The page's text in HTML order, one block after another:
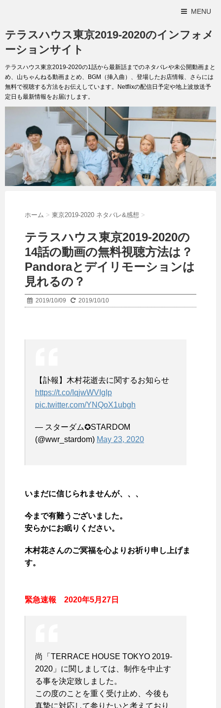
MENU
テラスハウス東京2019-2020のインフォメ
ーションサイト
テラスハウス東京2019-2020の1話から最新話までのネタバレや未公開動画まと
め、山ちゃんねる動画まとめ、BGM（挿入曲）、登場したお店情報、さらには
無料で視聴する方法をお伝えしています。Netflixの配信日予定や地上波放送予
定日も最新情報をお届けします。
ホーム > 東京2019-2020 ネタバレ&感想 >
テラスハウス東京2019-2020の
14話の動画の無料視聴方法は？
Pandoraとデイリモーションは
見れるの？
2019/10/09 2019/10/10
【訃報】木村花逝去に関するお知らせ
https://t.co/IqjwWVIgIp
pic.twitter.com/YNQoX1ubgh
— スターダム✪STARDOM
(@wwr_stardom) May 23, 2020
いまだに信じられませんが、、、
今まで有難うございました。
安らかにお眠りください。
木村花さんのご冥福を心よりお祈り申し上げま
す。
緊急速報 2020年5月27日
尚「TERRACE HOUSE TOKYO 2019-
2020」に関しましては、制作を中止す
る事を決定致しました。
この度のことを重く受け止め、今後も
真摯に対応して参りたいと考えており